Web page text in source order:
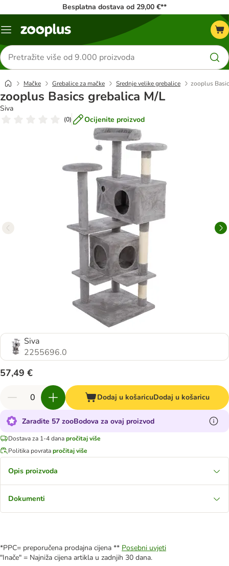
Besplatna dostava od 29,00 €**
Izbornik
Traži
proizvode
Mačke Grebalice za mačke Srednje velike grebalice zooplus
zooplus Basics grebalica M/L
Siva
(0) Ocijenite proizvod
Siva
2255696.0
57,49 €
Dodaj u košaricuDodaj u košaricu
Zaradite 57 zooBodova za ovaj proizvod
Dostava za 1-4 danapročitaj više
Politika povratapročitaj više
Opis proizvoda
Dokumenti
*PPC= preporučena prodajna cijena ** Posebni uvjeti
"Inače" = Najniža cijena artikla u zadnjih 30 dana.